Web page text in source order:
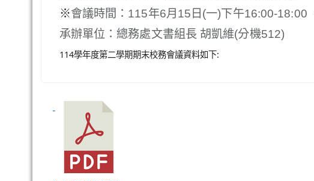
※會議時間： 115年6月15日(一)下午16:00-18:00
承辦單位：總務處文書組長 胡凱維(分機512)
114學年度第二學期期末校務會議資料如下: